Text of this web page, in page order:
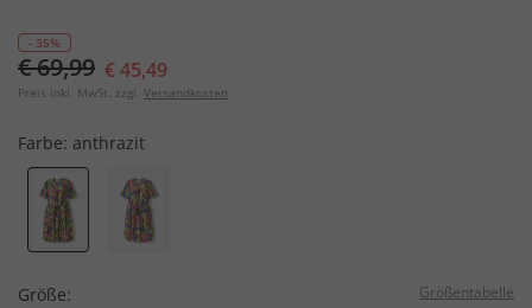
- 35%
€ 69,99 € 45,49
Preis inkl. MwSt. zzgl. Versandkosten
Farbe: anthrazit
Größe: Größentabelle